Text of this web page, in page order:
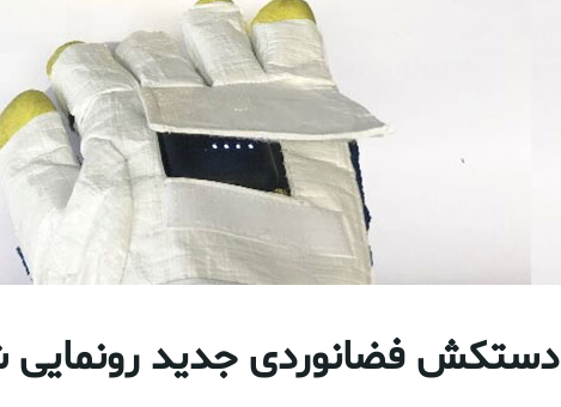
دستکش فضانوردی جدید